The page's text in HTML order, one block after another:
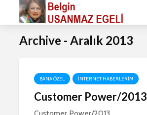
Archive - Aralık 2013
BANA ÖZEL İNTERNET HABERLERIM
Customer Power/2013